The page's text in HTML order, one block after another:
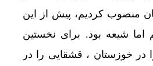
منصوب کردیم، پیش از این
اما شیعه بود. برای نخستین
در خوزستان ، قشقایی را در